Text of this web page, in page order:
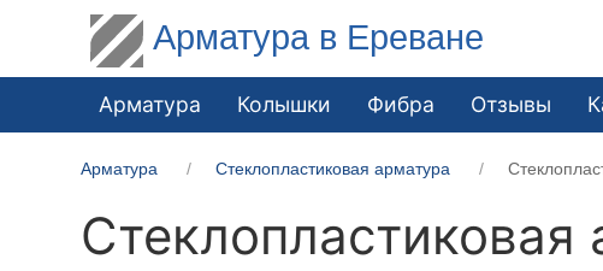
Арматура в Ереване
Арматура Колышки Фибра Отзывы
Арматура Стеклопластиковая арматура